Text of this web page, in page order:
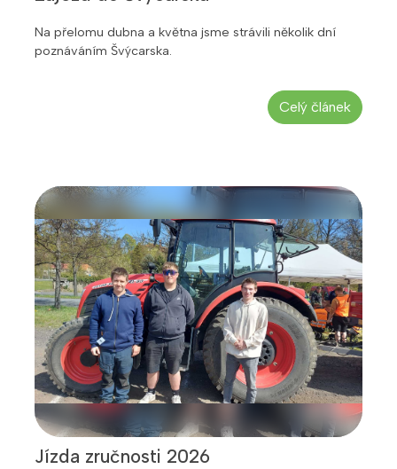
Na přelomu dubna a května jsme strávili několik dní
poznáváním Švýcarska.
Celý článek
Jízda zručnosti 2026